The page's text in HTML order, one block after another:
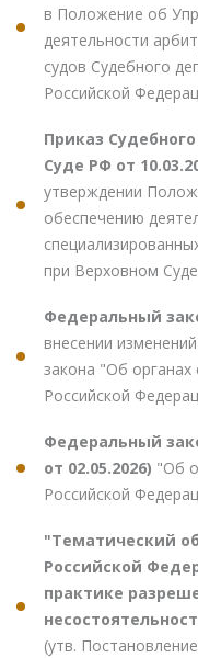
в Положение об
деятельности
судов Судебного
Российской
Приказ
Суде РФ от
утверждении
обеспечению
при Верховном
Федеральный
внесении
закона "Об органах
Российской
Федеральный
от 02.05.2026) "Об
Российской
"Тематический
Российской
практике
(утв.